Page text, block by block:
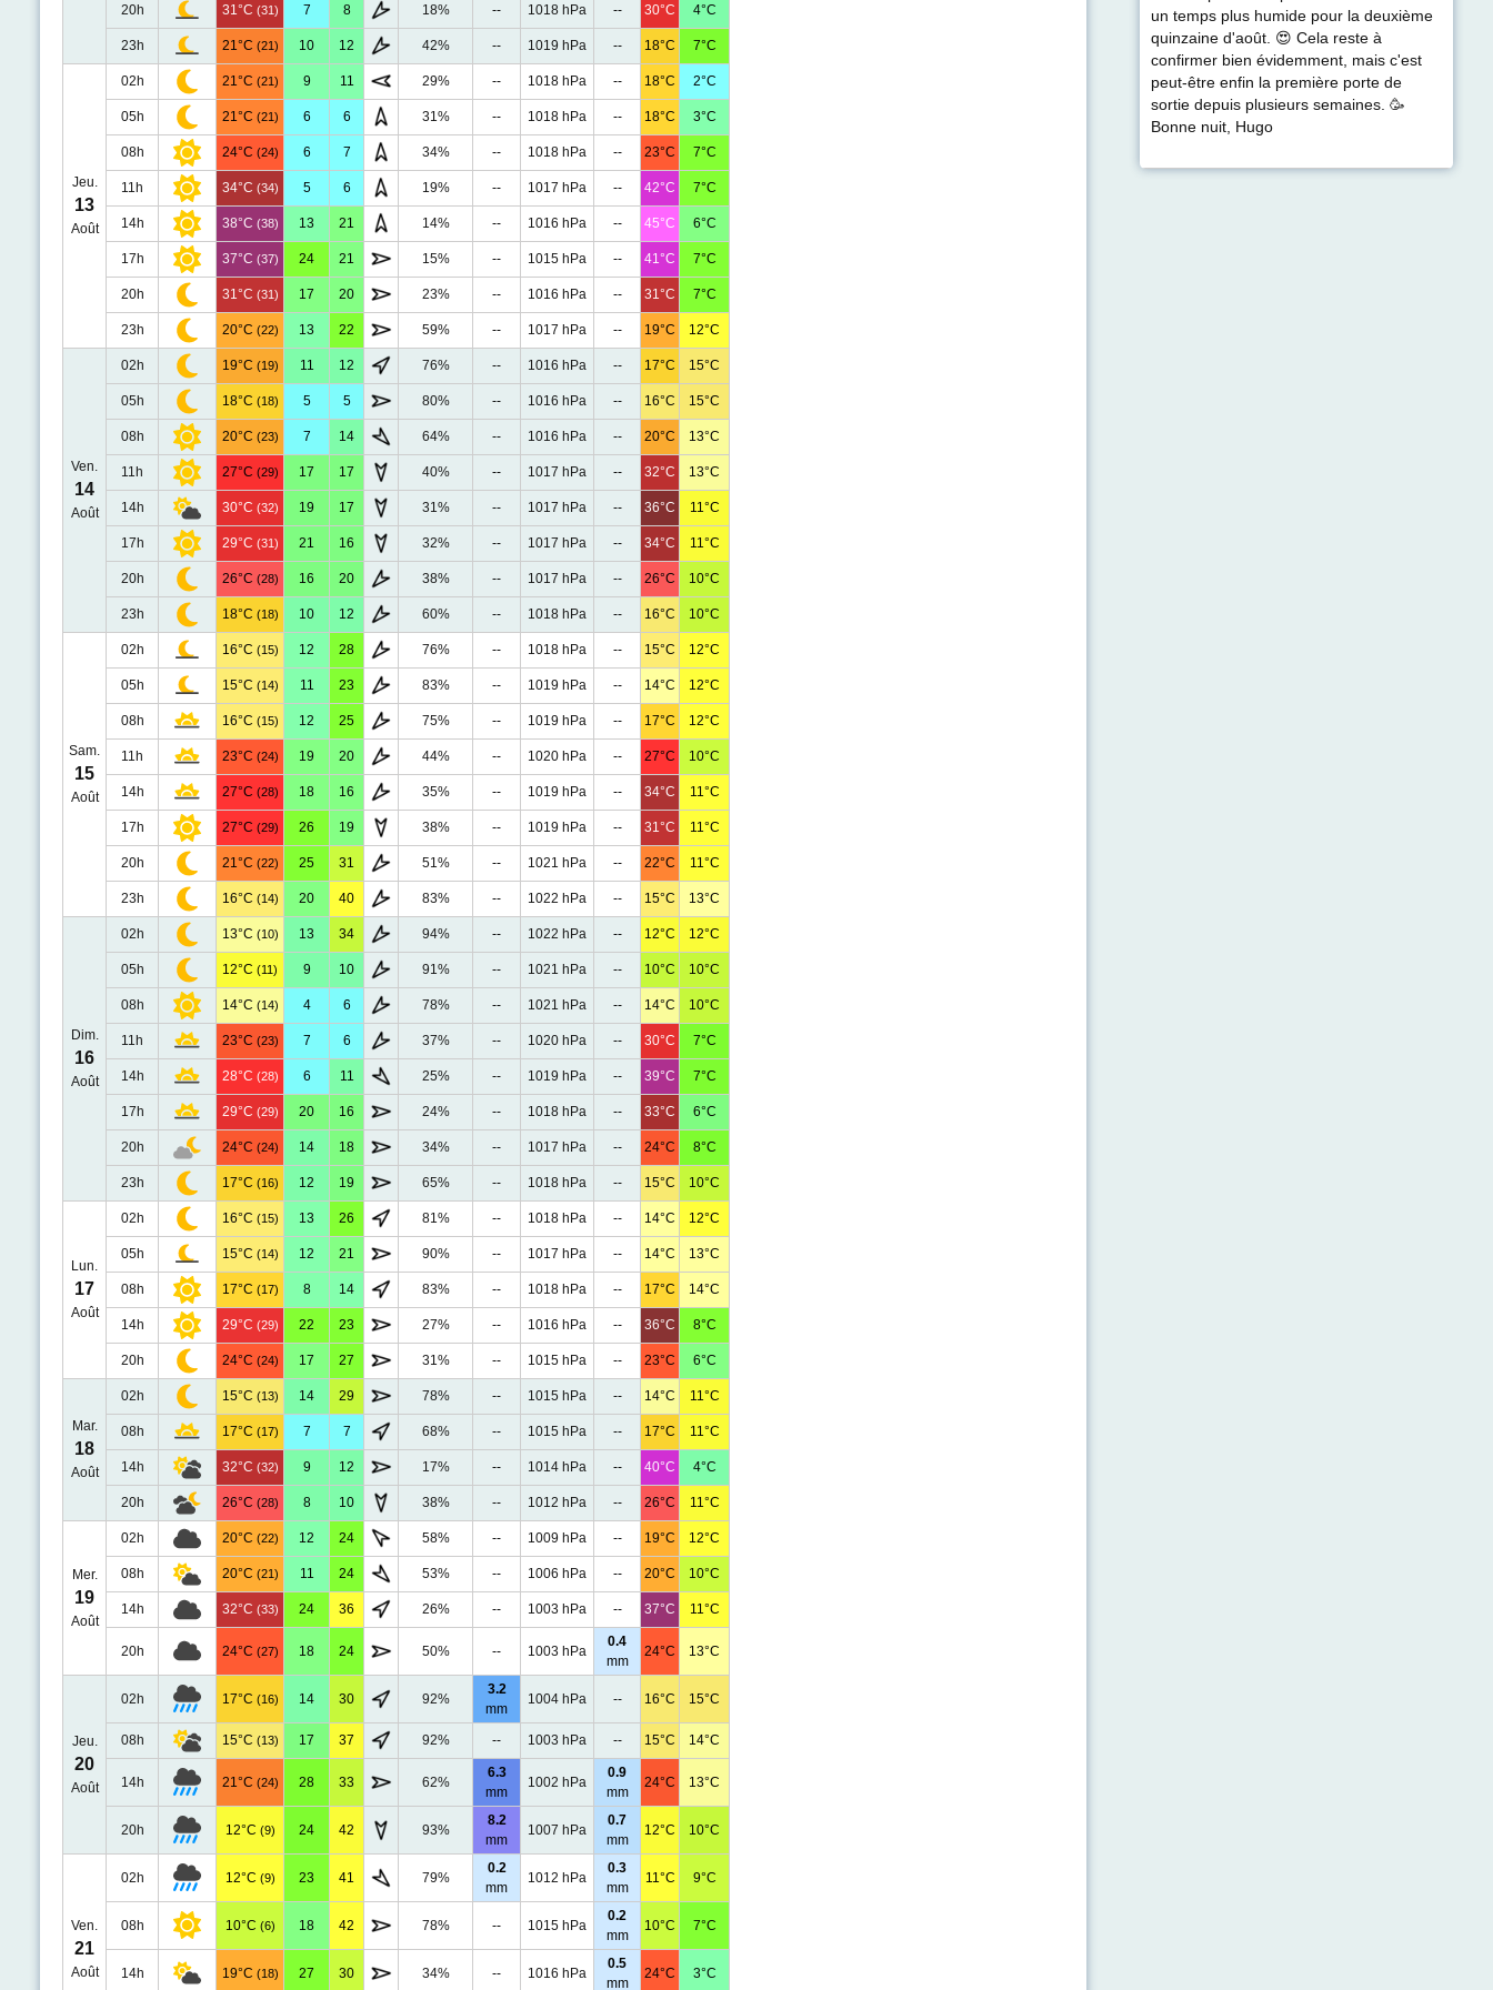
20h 31°C (31) 7 8 18% -- 1018 hPa -- 30°C 4°C
23h 21°C (21) 10 12 42% -- 1019 hPa -- 18°C 7°C
Jeu.
13
Août
02h 21°C (21) 9 11 29% -- 1018 hPa -- 18°C 2°C
05h 21°C (21) 6 6 31% -- 1018 hPa -- 18°C 3°C
08h 24°C (24) 6 7 34% -- 1018 hPa -- 23°C 7°C
11h 34°C (34) 5 6 19% -- 1017 hPa -- 42°C 7°C
14h 38°C (38) 13 21 14% -- 1016 hPa -- 45°C 6°C
17h 37°C (37) 24 21 15% -- 1015 hPa -- 41°C 7°C
20h 31°C (31) 17 20 23% -- 1016 hPa -- 31°C 7°C
23h 20°C (22) 13 22 59% -- 1017 hPa -- 19°C 12°C
Ven.
14
Août
02h 19°C (19) 11 12 76% -- 1016 hPa -- 17°C 15°C
05h 18°C (18) 5 5 80% -- 1016 hPa -- 16°C 15°C
08h 20°C (23) 7 14 64% -- 1016 hPa -- 20°C 13°C
11h 27°C (29) 17 17 40% -- 1017 hPa -- 32°C 13°C
14h 30°C (32) 19 17 31% -- 1017 hPa -- 36°C 11°C
17h 29°C (31) 21 16 32% -- 1017 hPa -- 34°C 11°C
20h 26°C (28) 16 20 38% -- 1017 hPa -- 26°C 10°C
23h 18°C (18) 10 12 60% -- 1018 hPa -- 16°C 10°C
Sam.
15
Août
02h 16°C (15) 12 28 76% -- 1018 hPa -- 15°C 12°C
05h 15°C (14) 11 23 83% -- 1019 hPa -- 14°C 12°C
08h 16°C (15) 12 25 75% -- 1019 hPa -- 17°C 12°C
11h 23°C (24) 19 20 44% -- 1020 hPa -- 27°C 10°C
14h 27°C (28) 18 16 35% -- 1019 hPa -- 34°C 11°C
17h 27°C (29) 26 19 38% -- 1019 hPa -- 31°C 11°C
20h 21°C (22) 25 31 51% -- 1021 hPa -- 22°C 11°C
23h 16°C (14) 20 40 83% -- 1022 hPa -- 15°C 13°C
Dim.
16
Août
02h 13°C (10) 13 34 94% -- 1022 hPa -- 12°C 12°C
05h 12°C (11) 9 10 91% -- 1021 hPa -- 10°C 10°C
08h 14°C (14) 4 6 78% -- 1021 hPa -- 14°C 10°C
11h 23°C (23) 7 6 37% -- 1020 hPa -- 30°C 7°C
14h 28°C (28) 6 11 25% -- 1019 hPa -- 39°C 7°C
17h 29°C (29) 20 16 24% -- 1018 hPa -- 33°C 6°C
20h 24°C (24) 14 18 34% -- 1017 hPa -- 24°C 8°C
23h 17°C (16) 12 19 65% -- 1018 hPa -- 15°C 10°C
Lun.
17
Août
02h 16°C (15) 13 26 81% -- 1018 hPa -- 14°C 12°C
05h 15°C (14) 12 21 90% -- 1017 hPa -- 14°C 13°C
08h 17°C (17) 8 14 83% -- 1018 hPa -- 17°C 14°C
14h 29°C (29) 22 23 27% -- 1016 hPa -- 36°C 8°C
20h 24°C (24) 17 27 31% -- 1015 hPa -- 23°C 6°C
Mar.
18
Août
02h 15°C (13) 14 29 78% -- 1015 hPa -- 14°C 11°C
08h 17°C (17) 7 7 68% -- 1015 hPa -- 17°C 11°C
14h 32°C (32) 9 12 17% -- 1014 hPa -- 40°C 4°C
20h 26°C (28) 8 10 38% -- 1012 hPa -- 26°C 11°C
Mer.
19
Août
02h 20°C (22) 12 24 58% -- 1009 hPa -- 19°C 12°C
08h 20°C (21) 11 24 53% -- 1006 hPa -- 20°C 10°C
14h 32°C (33) 24 36 26% -- 1003 hPa -- 37°C 11°C
20h 24°C (27) 18 24 50% -- 1003 hPa
0.4
mm
24°C 13°C
Jeu.
20
Août
02h 17°C (16) 14 30 92%
3.2
mm
1004 hPa -- 16°C 15°C
08h 15°C (13) 17 37 92% -- 1003 hPa -- 15°C 14°C
14h 21°C (24) 28 33 62%
6.3
mm
1002 hPa
0.9
mm
24°C 13°C
20h 12°C (9) 24 42 93%
8.2
mm
1007 hPa
0.7
mm
12°C 10°C
Ven.
21
Août
02h 12°C (9) 23 41 79%
0.2
mm
1012 hPa
0.3
mm
11°C 9°C
08h 10°C (6) 18 42 78% -- 1015 hPa
0.2
mm
10°C 7°C
14h 19°C (18) 27 30 34% -- 1016 hPa
0.5
mm
24°C 3°C
un temps plus humide pour la deuxième
quinzaine d'août. 😍 Cela reste à
confirmer bien évidemment, mais c'est
peut-être enfin la première porte de
sortie depuis plusieurs semaines. 🥳
Bonne nuit, Hugo